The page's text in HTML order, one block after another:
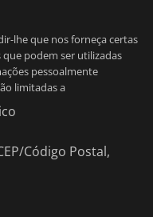
lhe que nos forneça certas
podem ser utilizadas
pessoalmente
limitadas a
Código Postal,